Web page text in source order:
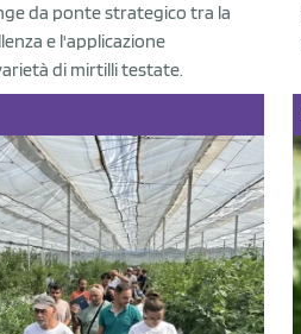
da ponte strategico tra la
e l'applicazione
di mirtilli testate.